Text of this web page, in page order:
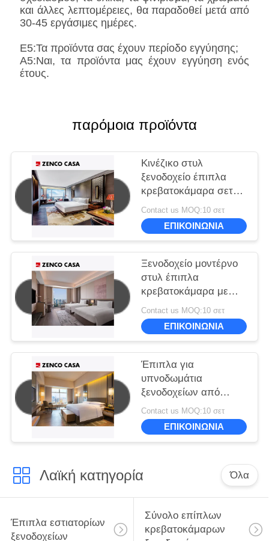
και άλλες λεπτομέρειες, θα παραδοθεί μετά από
30-45 εργάσιμες ημέρες.
Ε5:Τα προϊόντα σας έχουν περίοδο εγγύησης;
Α5:Ναι, τα προϊόντα μας έχουν εγγύηση ενός
έτους.
παρόμοια προϊόντα
Κινέζικο στυλ
ξενοδοχείο έπιπλα
κρεβατοκάμαρα σετ
Προσαρμόσιμο
μέγεθος και χρώμα
Contact us MOQ:10 σετ
ΕΠΙΚΟΙΝΩΝΙΑ
Ξενοδοχείο μοντέρνο
στυλ έπιπλα
κρεβατοκάμαρα με
δύο κρεβάτια Μεγέθος
1500 * 2000mm
Contact us MOQ:10 σετ
ΕΠΙΚΟΙΝΩΝΙΑ
Έπιπλα για
υπνοδωμάτια
ξενοδοχείων από
ανθεκτικά και φιλικά
προς το περιβάλλον
υλικά
Contact us MOQ:10 σετ
ΕΠΙΚΟΙΝΩΝΙΑ
Λαϊκή κατηγορία Όλα
Έπιπλα εστιατορίων
ξενοδοχείων
Σύνολο επίπλων
κρεβατοκάμαρων